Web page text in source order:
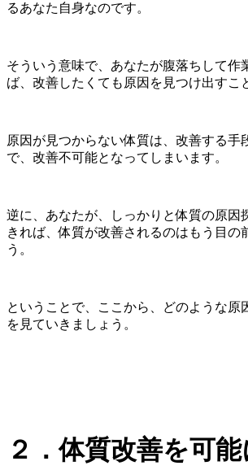
るあなた自身なのです。
そういう意味で、あなたが腹落ちして作
ば、改善したくても原因を見つけ出すこ
原因が見つからない体質は、改善する手
で、改善不可能となってしまいます。
逆に、あなたが、しっかりと体質の原因
きれば、体質が改善されるのはもう目の
う。
ということで、ここから、どのような原
を見ていきましょう。
２．体質改善を可